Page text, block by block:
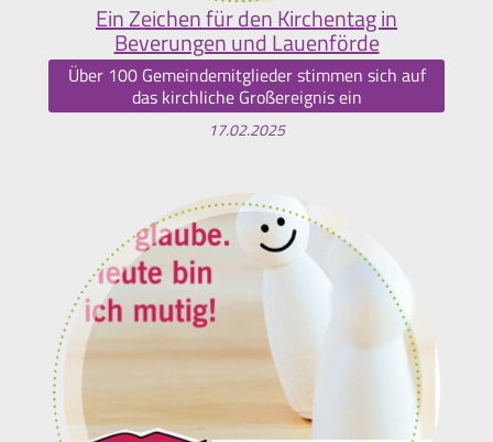
Ein Zeichen für den Kirchentag in
Beverungen und Lauenförde
Über 100 Gemeindemitglieder stimmen sich auf
das kirchliche Großereignis ein
17.02.2025